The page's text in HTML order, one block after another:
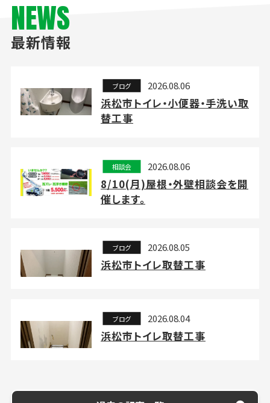
NEWS
最新情報
ブログ 2026.08.06
浜松市トイレ・小便器・手洗い取
替工事
相談会 2026.08.06
8/10(月)屋根・外壁相談会を開
催します。
ブログ 2026.08.05
浜松市トイレ取替工事
ブログ 2026.08.04
浜松市トイレ取替工事